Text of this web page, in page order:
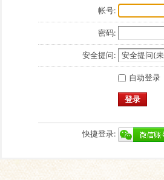
帐号:
密码:
安全提问:
自动登录
登录
快捷登录: